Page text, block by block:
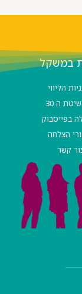
במשקל
הליווי
ה 30
בפייסבוק
הצלחה
קשר